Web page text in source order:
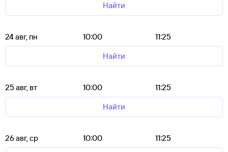
Найти
24 авг, пн 10:00
11:25
Найти
25 авг, вт 10:00
11:25
Найти
26 авг, ср 10:00
11:25